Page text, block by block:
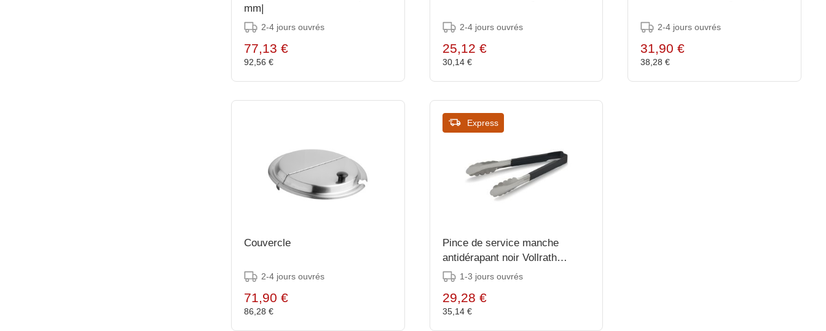
mm|
2-4 jours ouvrés
77,13 €
92,56 €
2-4 jours ouvrés
25,12 €
30,14 €
2-4 jours ouvrés
31,90 €
38,28 €
Couvercle
2-4 jours ouvrés
71,90 €
86,28 €
Express
Pince de service manche
antidérapant noir Vollrath
241mm1-3 jours ouvrés
29,28 €
35,14 €